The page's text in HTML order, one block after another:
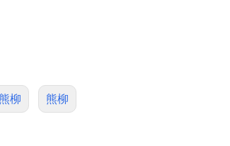
柳 熊柳